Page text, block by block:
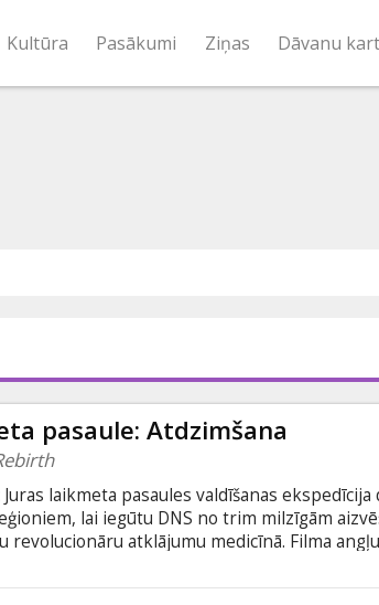
Kultūra Pasākumi Ziņas Dāvanu
pasaule: Atdzimšana
Juras laikmeta pasaules valdīšanas
lai iegūtu DNS no trim milzīgām
revolucionāru atklājumu medicīnā. Filma